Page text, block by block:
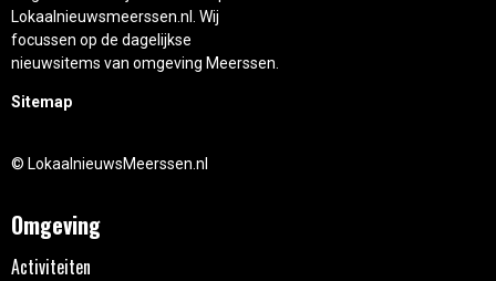
Lokaalnieuwsmeerssen.nl. Wij
focussen op de dagelijkse
nieuwsitems van omgeving Meerssen.
Sitemap
© LokaalnieuwsMeerssen.nl
Omgeving
Activiteiten